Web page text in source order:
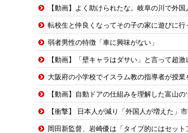
【動画】よく助けられたな。岐阜の川で外国
転校生と仲良くなってその子の家に遊びに
弱者男性の特徴「車に興味がない」
【動画】「壁キャラはダサい」と言って超
大阪府の小学校でイスラム教の指導者が授
【動画】自動ドアの仕組みを理解した富山の
【衝撃】 日本人が減り「外国人が増えた」
岡田新監督、岩崎優は「タイプ的にはセッ